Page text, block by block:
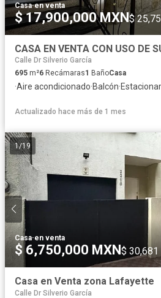
Casa·en venta
$ 17,900,000 MXN$
CASA EN VENTA CON USO DE
Calle Dr Silverio García
695 m²6 Recámaras1 BañoCasa
·Aire acondicionado·Balcón·
Actualizado hace más de 1 mes
1/19
Casa·en venta
$ 6,750,000 MXN$
Casa en Venta zona Lafayette
Calle Dr Silverio García